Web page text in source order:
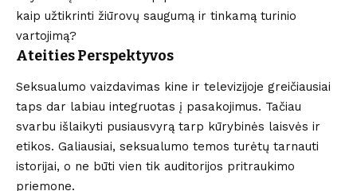
kaip užtikrinti žiūrovų saugumą ir tinkamą turinio
vartojimą?
Ateities Perspektyvos
Seksualumo vaizdavimas kine ir televizijoje greičiausiai
taps dar labiau integruotas į pasakojimus. Tačiau
svarbu išlaikyti pusiausvyrą tarp kūrybinės laisvės ir
etikos. Galiausiai, seksualumo temos turėtų tarnauti
istorijai, o ne būti vien tik auditorijos pritraukimo
priemone.